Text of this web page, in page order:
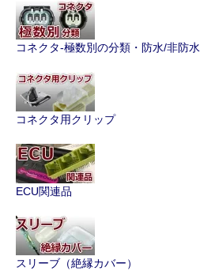
コネクタ-極数別の分類・防水/非防水
コネクタ用クリップ
ECU関連品
スリーブ（絶縁カバー）